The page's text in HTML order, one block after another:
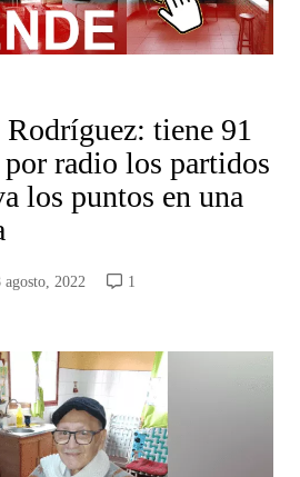
tiene 91
por radio los partidos
los puntos en una
agosto, 2022
1